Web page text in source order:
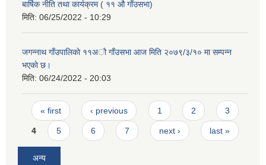
बार्षिक नीति तथा कार्यक्रम ( ११ औ गाँउसभा)
मिति: 06/25/2022 - 10:29
जगन्नाथ गाँउपालिकाे ११अौ गाँउसभा आज मिति २०७९/३/१० मा सम्पन्न
भएकाे छ।
मिति: 06/24/2022 - 20:03
Pages
« first ‹ previous 1 2 3
4 5 6 7 next › last »
अन्य